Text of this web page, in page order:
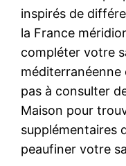
inspirés de
la France
compléter votre
pas à consulter
Maison pour
supplémentaires
peaufiner votre